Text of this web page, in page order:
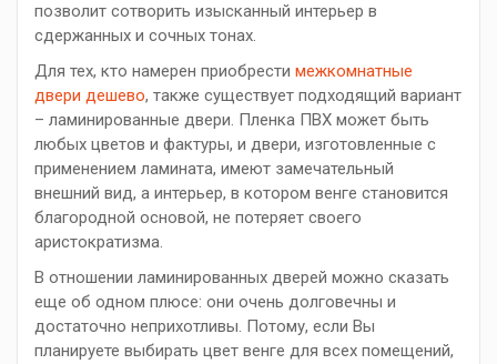
позволит сотворить изысканный интерьер в
сдержанных и сочных тонах.
Для тех, кто намерен приобрести межкомнатные
двери дешево, также существует подходящий вариант
– ламинированные двери. Пленка ПВХ может быть
любых цветов и фактуры, и двери, изготовленные с
применением ламината, имеют замечательный
внешний вид, а интерьер, в котором венге становится
благородной основой, не потеряет своего
аристократизма.
В отношении ламинированных дверей можно сказать
еще об одном плюсе: они очень долговечны и
достаточно неприхотливы. Потому, если Вы
планируете выбирать цвет венге для всех помещений,